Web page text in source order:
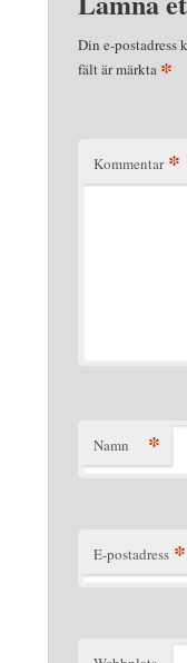
Din e-postadress
fält är märkta *
Kommentar *
Namn *
E-postadress *